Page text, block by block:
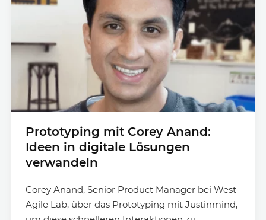
Prototyping mit Corey Anand:
Ideen in digitale Lösungen
verwandeln
Corey Anand, Senior Product Manager bei West
Agile Lab, über das Prototyping mit Justinmind,